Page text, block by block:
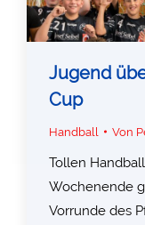
Jugend
Cup
Handball Von
Tollen
Wochenende
Vorrunde des